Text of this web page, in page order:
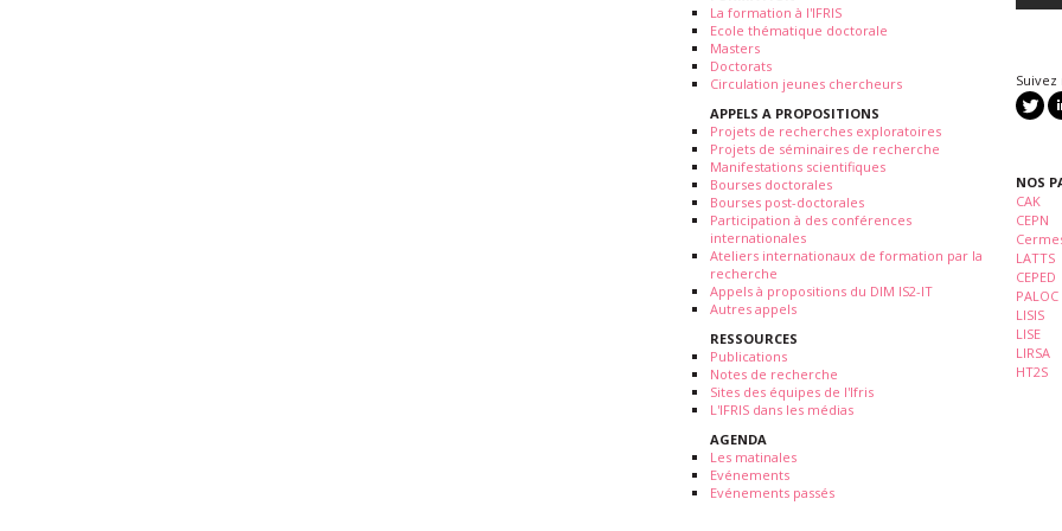
La formation à l'IFRIS
Ecole thématique doctorale
Masters
Doctorats
Circulation jeunes chercheurs
APPELS A PROPOSITIONS
Projets de recherches exploratoires
Projets de séminaires de recherche
Manifestations scientifiques
Bourses doctorales
Bourses post-doctorales
Participation à des conférences
internationales
Ateliers internationaux de formation par la
recherche
Appels à propositions du DIM IS2-IT
Autres appels
RESSOURCES
Publications
Notes de recherche
Sites des équipes de l'Ifris
L'IFRIS dans les médias
AGENDA
Les matinales
Evénements
Evénements passés
Suivez
NOS
CAK
CEPN
LATTS
CEPED
PALOC
LISIS
LISE
LIRSA
HT2S